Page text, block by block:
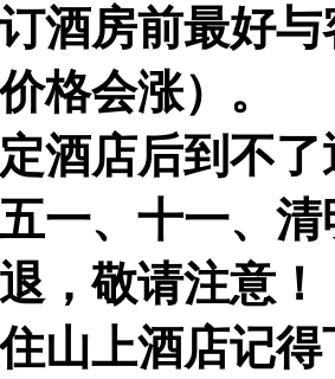
订酒房前最好
格会涨）。
定酒店后到不
一、十一、
，敬请注意！
住山上酒店记